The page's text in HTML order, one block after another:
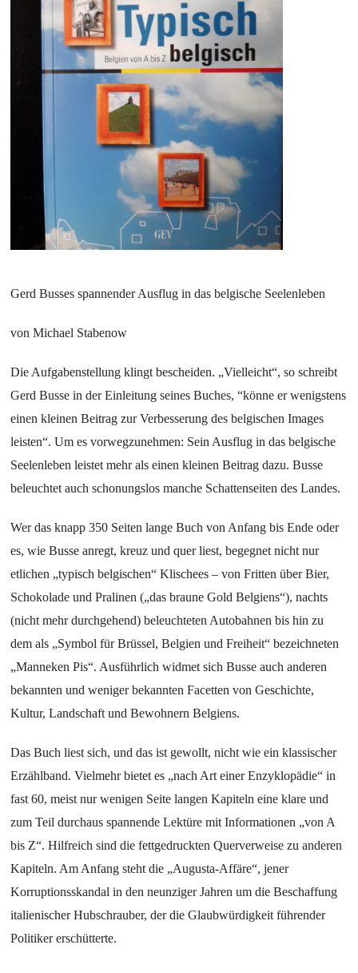
Gerd Busses spannender Ausflug in das belgische Seelenleben
von Michael Stabenow
Die Aufgabenstellung klingt bescheiden. „Vielleicht“, so schreibt
Gerd Busse in der Einleitung seines Buches, “könne er wenigstens
einen kleinen Beitrag zur Verbesserung des belgischen Images
leisten“. Um es vorwegzunehmen: Sein Ausflug in das belgische
Seelenleben leistet mehr als einen kleinen Beitrag dazu. Busse
beleuchtet auch schonungslos manche Schattenseiten des Landes.
Wer das knapp 350 Seiten lange Buch von Anfang bis Ende oder
es, wie Busse anregt, kreuz und quer liest, begegnet nicht nur
etlichen „typisch belgischen“ Klischees – von Fritten über Bier,
Schokolade und Pralinen („das braune Gold Belgiens“), nachts
(nicht mehr durchgehend) beleuchteten Autobahnen bis hin zu
dem als „Symbol für Brüssel, Belgien und Freiheit“ bezeichneten
„Manneken Pis“. Ausführlich widmet sich Busse auch anderen
bekannten und weniger bekannten Facetten von Geschichte,
Kultur, Landschaft und Bewohnern Belgiens.
Das Buch liest sich, und das ist gewollt, nicht wie ein klassischer
Erzählband. Vielmehr bietet es „nach Art einer Enzyklopädie“ in
fast 60, meist nur wenigen Seite langen Kapiteln eine klare und
zum Teil durchaus spannende Lektüre mit Informationen „von A
bis Z“. Hilfreich sind die fettgedruckten Querverweise zu anderen
Kapiteln. Am Anfang steht die „Augusta-Affäre“, jener
Korruptionsskandal in den neunziger Jahren um die Beschaffung
italienischer Hubschrauber, der die Glaubwürdigkeit führender
Politiker erschütterte.